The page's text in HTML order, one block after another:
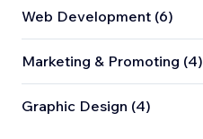
Web Development (6)
Marketing & Promoting (4)
Graphic Design (4)